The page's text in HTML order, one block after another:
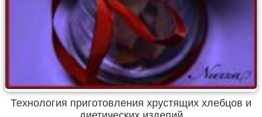
Технология приготовления хрустящих хлебцов и